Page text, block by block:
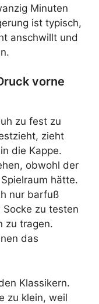
Minuten
ist typisch,
anschwillt und
vorne
zu fest zu
zieht
die Kappe.
obwohl der
hätte.
nur barfuß
zu testen
zu tragen.
das
Klassikern.
zu klein, weil